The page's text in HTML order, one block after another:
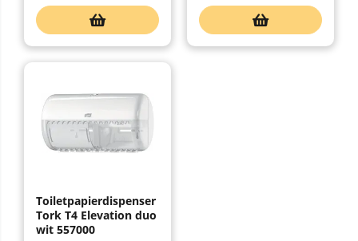
Toiletpapierdispenser
Tork T4 Elevation duo
wit 557000